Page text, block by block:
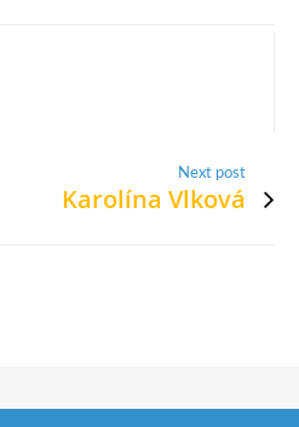
Next post
Karolína Vlková